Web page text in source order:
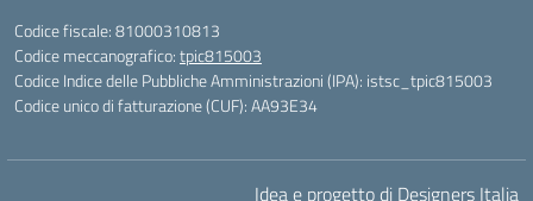
Codice fiscale: 81000310813
Codice meccanografico:tpic815003
Codice Indice delle Pubbliche Amministrazioni (IPA): istsc_tpic815003
Codice unico di fatturazione (CUF): AA93E34
Idea e progetto di Designers Italia